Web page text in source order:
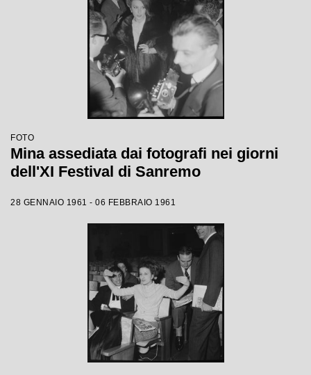
FOTO
Mina assediata dai fotografi nei giorni
dell'XI Festival di Sanremo
28 GENNAIO 1961 - 06 FEBBRAIO 1961